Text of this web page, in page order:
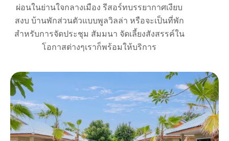
ผ่อนในย่านใจกลางเมือง รีสอร์ทบรรยากาศเงียบ
สงบ บ้านพักส่วนตัวแบบพูลวิลล่า หรือจะเป็นที่พัก
สำหรับการจัดประชุม สัมมนา จัดเลี้ยงสังสรรค์ใน
โอกาสต่างๆเราก็พร้อมให้บริการ